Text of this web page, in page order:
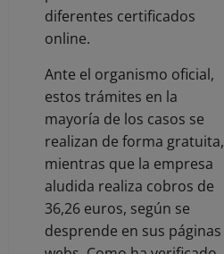
diferentes certificados
online.
Ante el organismo oficial,
estos trámites en la
mayoría de los casos se
realizan de forma gratuita,
mientras que la empresa
aludida realiza cobros de
36,26 euros, según se
desprende en sus páginas